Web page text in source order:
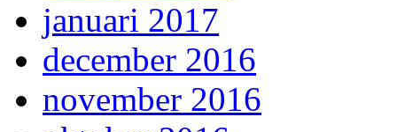
januari 2017
december 2016
november 2016